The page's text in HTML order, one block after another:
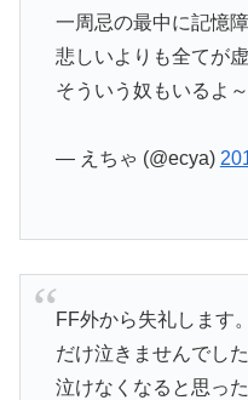
一周忌の最中に記憶
悲しいよりも全てが虚
そういう奴もいるよ～
— えちゃ (@ecya)
FF外から失礼します
だけ泣きませんでし
泣けなくなると思っ